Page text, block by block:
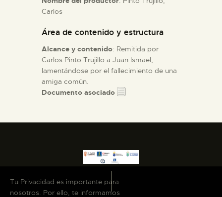
Carlos
Área de contenido y estructura
Alcance y contenido: Remitida por
Carlos Pinto Trujillo a Juan Ismael,
lamentándose por el fallecimiento de una
amiga común.
Documento asociado
Tu Privacidad es importante para
nosotros. Por ello, te informamos